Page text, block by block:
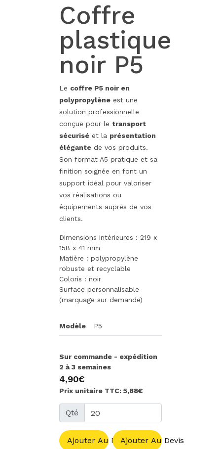
Coffre
plastique
noir P5
Le coffre P5 noir en
polypropylène est une
solution professionnelle
conçue pour le transport
sécurisé et la présentation
élégante de vos produits.
Son format A5 pratique et sa
finition soignée en font un
support idéal pour valoriser
vos réalisations ou
équipements auprès de vos
clients.
Dimensions intérieures : 219 x
158 x 41 mm
Matière : polypropylène
robuste et recyclable
Coloris : noir
Surface personnalisable
(marquage sur demande)
Modèle P5
Sur commande - expédition
2 à 3 semaines
4,90€
Prix unitaire TTC: 5,88€
Qté
Ajouter Au PanierAjouter Au Devis